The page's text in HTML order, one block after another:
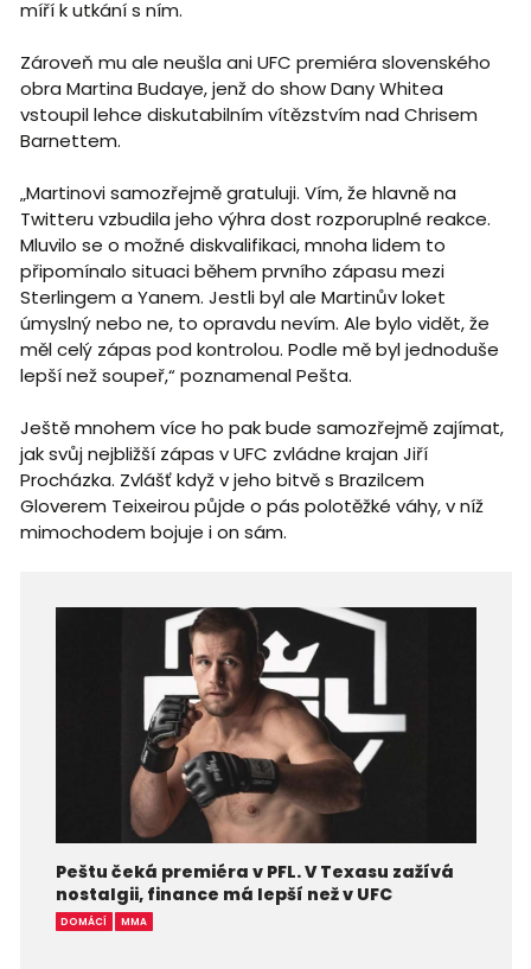
míří k utkání s ním.
Zároveň mu ale neušla ani UFC premiéra slovenského
obra Martina Budaye, jenž do show Dany Whitea
vstoupil lehce diskutabilním vítězstvím nad Chrisem
Barnettem.
„Martinovi samozřejmě gratuluji. Vím, že hlavně na
Twitteru vzbudila jeho výhra dost rozporuplné reakce.
Mluvilo se o možné diskvalifikaci, mnoha lidem to
připomínalo situaci během prvního zápasu mezi
Sterlingem a Yanem. Jestli byl ale Martinův loket
úmyslný nebo ne, to opravdu nevím. Ale bylo vidět, že
měl celý zápas pod kontrolou. Podle mě byl jednoduše
lepší než soupeř,“ poznamenal Pešta.
Ještě mnohem více ho pak bude samozřejmě zajímat,
jak svůj nejbližší zápas v UFC zvládne krajan Jiří
Procházka. Zvlášť když v jeho bitvě s Brazilcem
Gloverem Teixeirou půjde o pás polotěžké váhy, v níž
mimochodem bojuje i on sám.
Peštu čeká premiéra v PFL. V Texasu zažívá
nostalgii, finance má lepší než v UFC
DOMÁCÍ MMA